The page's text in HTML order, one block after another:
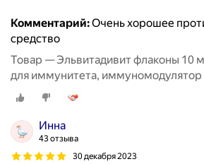
Комментарий:Очень хорошее
средство
Товар — Эльвитадивит флаконы 10
для иммунитета, иммуномодулятор
Инна
43 отзыва
30 декабря 2023